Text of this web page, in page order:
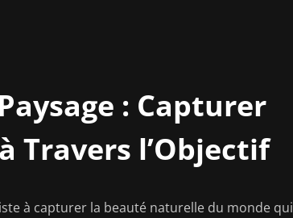
: Capturer
Travers l’Objectif
à capturer la beauté naturelle du monde qui